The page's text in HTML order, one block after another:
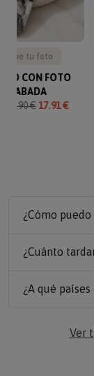
Sube tu foto
CON FOTO
GRABADA
19.90 €17.91 €
¿Cómo
¿Cuánto
¿A qué
Ver